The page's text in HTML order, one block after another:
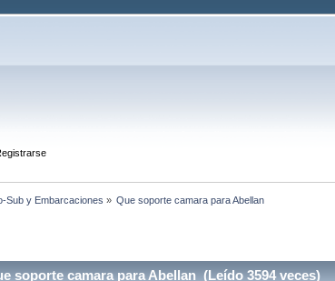
Sub y Embarcaciones » Que soporte camara para Abellan
soporte camara para Abellan (Leído 3594 veces)